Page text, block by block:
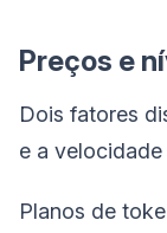
Preços e
Dois fatores
e a
Planos de